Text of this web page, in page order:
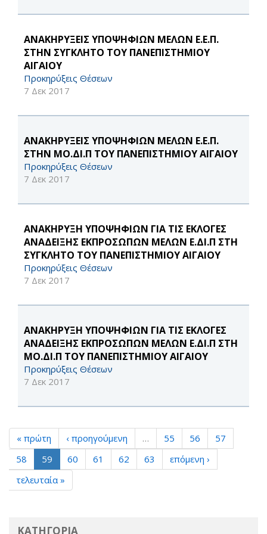
ΑΝΑΚΗΡΥΞΕΙΣ ΥΠΟΨΗΦΙΩΝ ΜΕΛΩΝ Ε.Ε.Π.
ΣΤΗΝ ΣΥΓΚΛΗΤΟ ΤΟΥ ΠΑΝΕΠΙΣΤΗΜΙΟΥ
ΑΙΓΑΙΟΥ
Προκηρύξεις Θέσεων
7 Δεκ 2017
ΑΝΑΚΗΡΥΞΕΙΣ ΥΠΟΨΗΦΙΩΝ ΜΕΛΩΝ Ε.Ε.Π.
ΣΤΗΝ ΜΟ.ΔΙ.Π ΤΟΥ ΠΑΝΕΠΙΣΤΗΜΙΟΥ ΑΙΓΑΙΟΥ
Προκηρύξεις Θέσεων
7 Δεκ 2017
ΑΝΑΚΗΡΥΞΗ ΥΠΟΨΗΦΙΩΝ ΓΙΑ ΤΙΣ ΕΚΛΟΓΕΣ
ΑΝΑΔΕΙΞΗΣ ΕΚΠΡΟΣΩΠΩΝ ΜΕΛΩΝ Ε.ΔΙ.Π ΣΤΗ
ΣΥΓΚΛΗΤΟ ΤΟΥ ΠΑΝΕΠΙΣΤΗΜΙΟΥ ΑΙΓΑΙΟΥ
Προκηρύξεις Θέσεων
7 Δεκ 2017
ΑΝΑΚΗΡΥΞΗ ΥΠΟΨΗΦΙΩΝ ΓΙΑ ΤΙΣ ΕΚΛΟΓΕΣ
ΑΝΑΔΕΙΞΗΣ ΕΚΠΡΟΣΩΠΩΝ ΜΕΛΩΝ Ε.ΔΙ.Π ΣΤΗ
ΜΟ.ΔΙ.Π ΤΟΥ ΠΑΝΕΠΙΣΤΗΜΙΟΥ ΑΙΓΑΙΟΥ
Προκηρύξεις Θέσεων
7 Δεκ 2017
« πρώτη ‹ προηγούμενη … 55 56
57
58
59 60 61 62 63
επόμενη ›
τελευταία »
ΚΑΤΗΓΟΡΙΑ